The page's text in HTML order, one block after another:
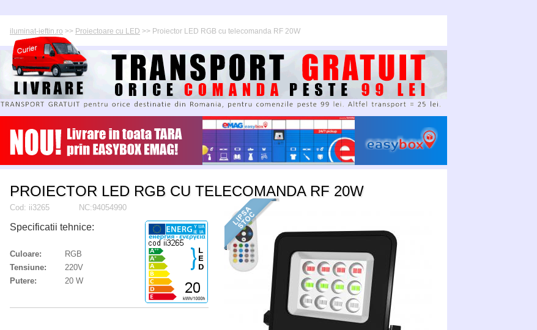
iluminat-ieftin.ro >> Proiectoare cu LED >> Proiector LED RGB cu telecomanda RF 20W
PROIECTOR LED RGB CU TELECOMANDA RF 20W
Cod: ii3265 NC:94054990
Specificatii tehnice:
Culoare:
RGB
Tensiune:
220V
Putere:
20 W